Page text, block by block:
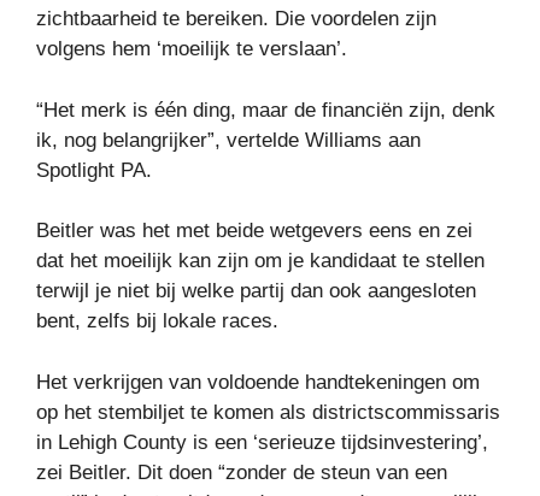
zichtbaarheid te bereiken. Die voordelen zijn
volgens hem ‘moeilijk te verslaan’.
“Het merk is één ding, maar de financiën zijn, denk
ik, nog belangrijker”, vertelde Williams aan
Spotlight PA.
Beitler was het met beide wetgevers eens en zei
dat het moeilijk kan zijn om je kandidaat te stellen
terwijl je niet bij welke partij dan ook aangesloten
bent, zelfs bij lokale races.
Het verkrijgen van voldoende handtekeningen om
op het stembiljet te komen als districtscommissaris
in Lehigh County is een ‘serieuze tijdsinvestering’,
zei Beitler. Dit doen “zonder de steun van een